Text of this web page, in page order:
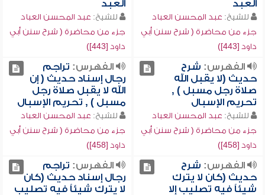
العبد
للشيخ: عبد المحسن العباد
جزء من محاضرة ( شرح سنن أبي
داود [443])
العبد
للشيخ: عبد المحسن العباد
جزء من محاضرة ( شرح سنن أبي
داود [443])
الفهرس: شرح
حديث (لا يقبل الله
صلاة رجل مسبل ) ,
تحريم الإسبال
للشيخ: عبد المحسن العباد
جزء من محاضرة ( شرح سنن أبي
داود [458])
الفهرس: تراجم
رجال إسناد حديث ( إن
الله لا يقبل صلاة رجل
مسبل ) , تحريم الإسبال
للشيخ: عبد المحسن العباد
جزء من محاضرة ( شرح سنن أبي
داود [458])
الفهرس: شرح
حديث (كان لا يترك
شيئاً فيه تصليب إلا
الفهرس: تراجم
رجال إسناد حديث (كان
لا يترك شيئاً فيه تصليب